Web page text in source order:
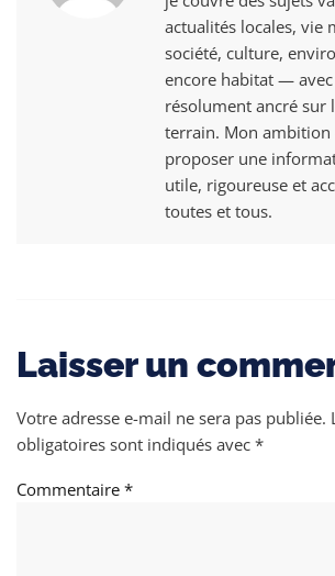
actualités locales, vie
société, culture,
encore habitat —
résolument ancré sur
terrain. Mon ambition
proposer une
utile, rigoureuse et
toutes et tous.
Laisser un
Votre adresse e-mail ne sera pas publiée.
obligatoires sont indiqués avec *
Commentaire *